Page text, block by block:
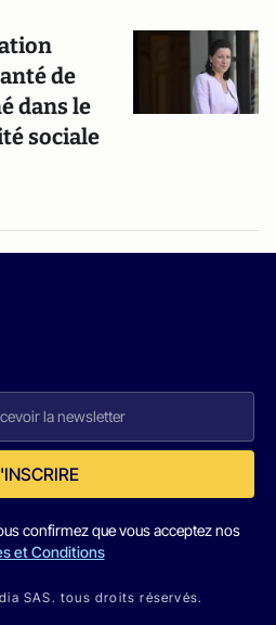
de
dans le
sociale
confirmez que vous acceptez nos
et Conditions
SAS. tous droits réservés.